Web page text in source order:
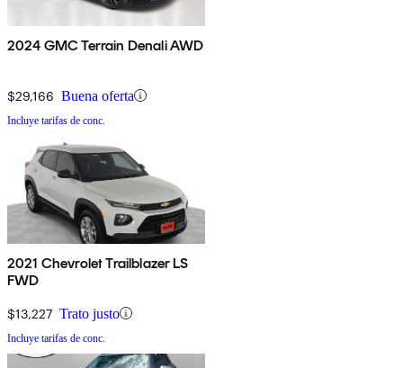
2024 GMC Terrain Denali AWD
$29,166 Buena oferta
Incluye tarifas de conc.
2021 Chevrolet Trailblazer LS
FWD
$13,227 Trato justo
Incluye tarifas de conc.